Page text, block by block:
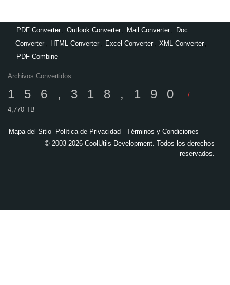
PDF Converter Outlook Converter Mail Converter
Doc
Converter
HTML Converter Excel Converter XML Converter
PDF Combine
Archivos Convertidos:
156,318,190
/
4,770 TB
Mapa del Sitio Política de Privacidad
Términos y Condiciones
© 2003-2026 CoolUtils Development. Todos los derechos
reservados.